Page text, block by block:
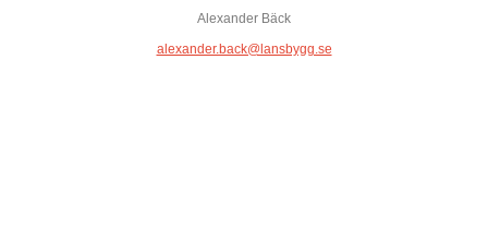
Alexander Bäck
alexander.back@lansbygg.se